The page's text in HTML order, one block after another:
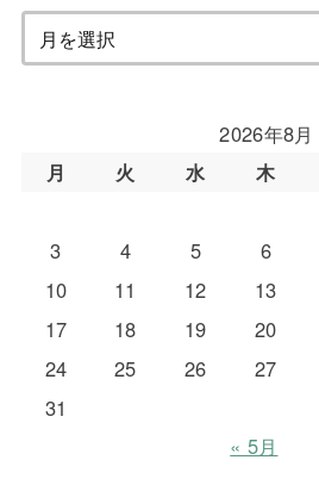
2026年8月
月
火 水 木
3
4 5 6
10
11 12 13
17
18 19 20
24
25 26 27
31
« 5月